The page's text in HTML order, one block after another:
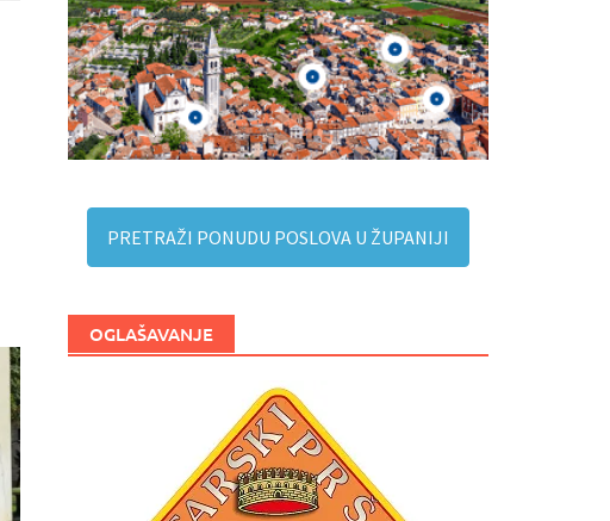
PRETRAŽI PONUDU POSLOVA U ŽUPANIJI
OGLAŠAVANJE